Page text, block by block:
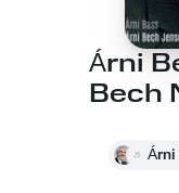
Árni
Bech